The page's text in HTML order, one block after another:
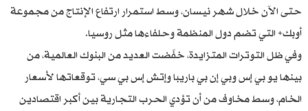
حتى الآن خلال شهر نيسان، وسط استمرار ارتفاع الإنتاج من مجموعة
أوبك+ التي تضم دول المنظمة وحلفاءها مثل روسيا.
وفي ظل التوترات المتزايدة، خفّضت العديد من البنوك العالمية، من
بينها يو بي إس وبي إن بي باريبا وإتش إس بي سي، توقعاتها لأسعار
الخام، وسط مخاوف من أن تؤدي الحرب التجارية بين أكبر اقتصادين